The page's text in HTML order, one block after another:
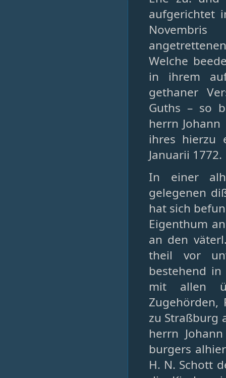
aufgerichtet
Welche
in ihrem
gethaner
Guths – so
herrn
ihres hierzu
Januarii 1772.
In einer
gelegenen
hat sich
Eigenthum
an den
theil vor
bestehend
mit allen
Zugehörden,
zu Straßburg
herrn
burgers
H. N. Schott